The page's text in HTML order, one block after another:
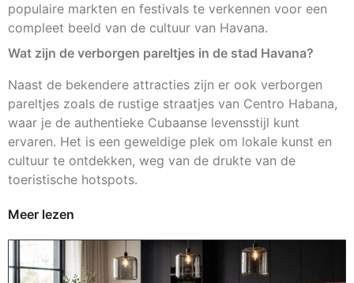
populaire markten en festivals te verkennen voor een
compleet beeld van de cultuur van Havana.
Wat zijn de verborgen pareltjes in de stad Havana?
Naast de bekendere attracties zijn er ook verborgen
pareltjes zoals de rustige straatjes van Centro Habana,
waar je de authentieke Cubaanse levensstijl kunt
ervaren. Het is een geweldige plek om lokale kunst en
cultuur te ontdekken, weg van de drukte van de
toeristische hotspots.
Meer lezen